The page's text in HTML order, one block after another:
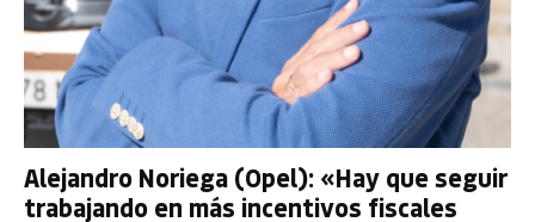
Alejandro Noriega (Opel): «Hay que seguir
trabajando en más incentivos fiscales